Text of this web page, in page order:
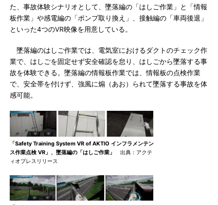
た、事故体験シナリオとして、墜落編の「はしご作業」と「情報
板作業」や感電編の「ポンプ取り換え」、接触編の「車両後退」
といった4つのVR映像を用意している。
墜落編のはしご作業では、電気室におけるダクトのチェック作
業で、はしごを固定せず安全確認を怠り、はしごから墜落する事
故を体験できる。墜落編の情報板作業では、情報板の点検作業
で、安全帯を付けず、強風に煽（あお）られて墜落する事故を体
感可能。
「Safety Training System VR of AKTIO インフラメンテン
ス作業点検 VR」、墜落編の「はしご作業」
出典：アクテ
ィオプレスリリース